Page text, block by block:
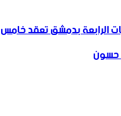
الرابعة بدمشق تعقد
حسون